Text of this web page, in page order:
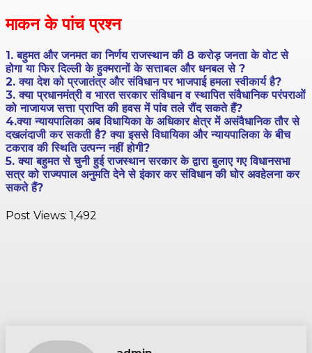
माकन के पांच प्रश्न
1. बहुमत और जनमत का निर्णय राजस्थान की 8 करोड़ जनता के वोट से
होगा या फिर दिल्ली के हुक्मरानों के सत्ताबल और धनबल से ?
2. क्या देश को प्रजातंत्र और संविधान पर भाजपाई हमला स्वीकार्य है?
3. क्या प्रधानमंत्री व भारत सरकार संविधान व स्थापित संवैधानिक परंपराओं
को नाजायज सत्ता प्राप्ति की हवस में पांव तले रौंद सकते हैं?
4.क्या न्यायपालिका अब विधायिका के अधिकार क्षेत्र में असंवैधानिक तौर से
दखलंदाजी कर सकती है? क्या इससे विधायिका और न्यायपालिका के बीच
टकराव की स्थिति उत्पन्न नहीं होगी?
5. क्या बहुमत से चुनी हुई राजस्थान सरकार के द्वारा बुलाए गए विधानसभा
सत्र को राज्यपाल अनुमति देने से इंकार कर संविधान की घोर अवहेलना कर
सकते हैं?
Post Views: 1,492